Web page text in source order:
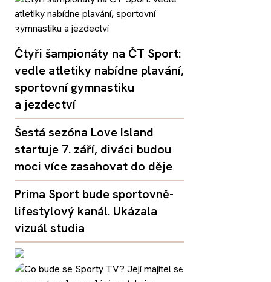
Čtyři šampionáty na ČT Sport:
vedle atletiky nabídne plavání,
sportovní gymnastiku
a jezdectví
Šestá sezóna Love Island
startuje 7. září, diváci budou
moci více zasahovat do děje
Prima Sport bude sportovně-
lifestylový kanál. Ukázala
vizuál studia